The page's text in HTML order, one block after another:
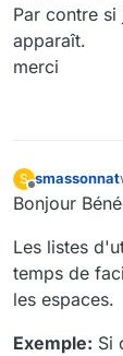
Par contre
apparaît.
merci
S
Offline
smassonnat
Bonjour
Les listes
temps de
les espaces.
Exemple: Si